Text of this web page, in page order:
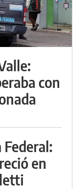
con
Federal:
en